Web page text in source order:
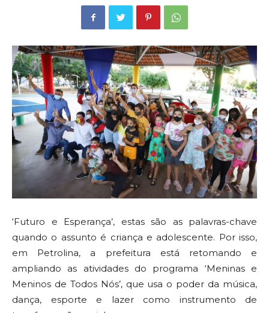
‘Futuro e Esperança’, estas são as palavras-chave
quando o assunto é criança e adolescente. Por isso,
em Petrolina, a prefeitura está retomando e
ampliando as atividades do programa ‘Meninas e
Meninos de Todos Nós’, que usa o poder da música,
dança, esporte e lazer como instrumento de